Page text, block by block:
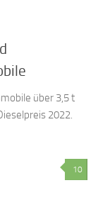
über 3,5 t
2022.
10